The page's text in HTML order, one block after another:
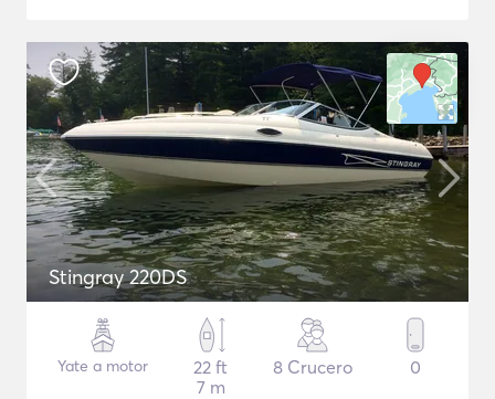
Stingray 220DS
Yate a motor
22 ft
7 m
8 Crucero 0